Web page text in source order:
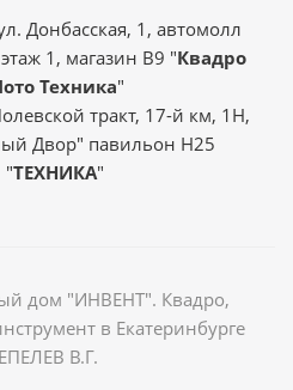
Донбасская, 1, автомолл
1, магазин В9 "Квадро
Техника"
тракт, 17-й км, 1Н,
Двор" павильон Н25
"ТЕХНИКА"
дом "ИНВЕНТ". Квадро,
в Екатеринбурге
В.Г.